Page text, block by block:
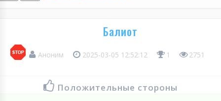
Балиот
Аноним 2025-03-05 12:52:12 1 2751
Положительные стороны